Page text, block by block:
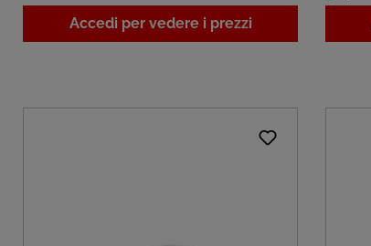
Accedi per vedere i prezzi